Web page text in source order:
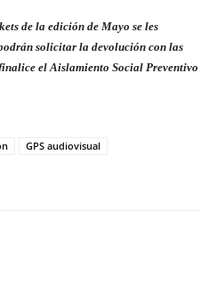
de la edición de Mayo se les
solicitar la devolución con las
el Aislamiento Social Preventivo
GPS audiovisual